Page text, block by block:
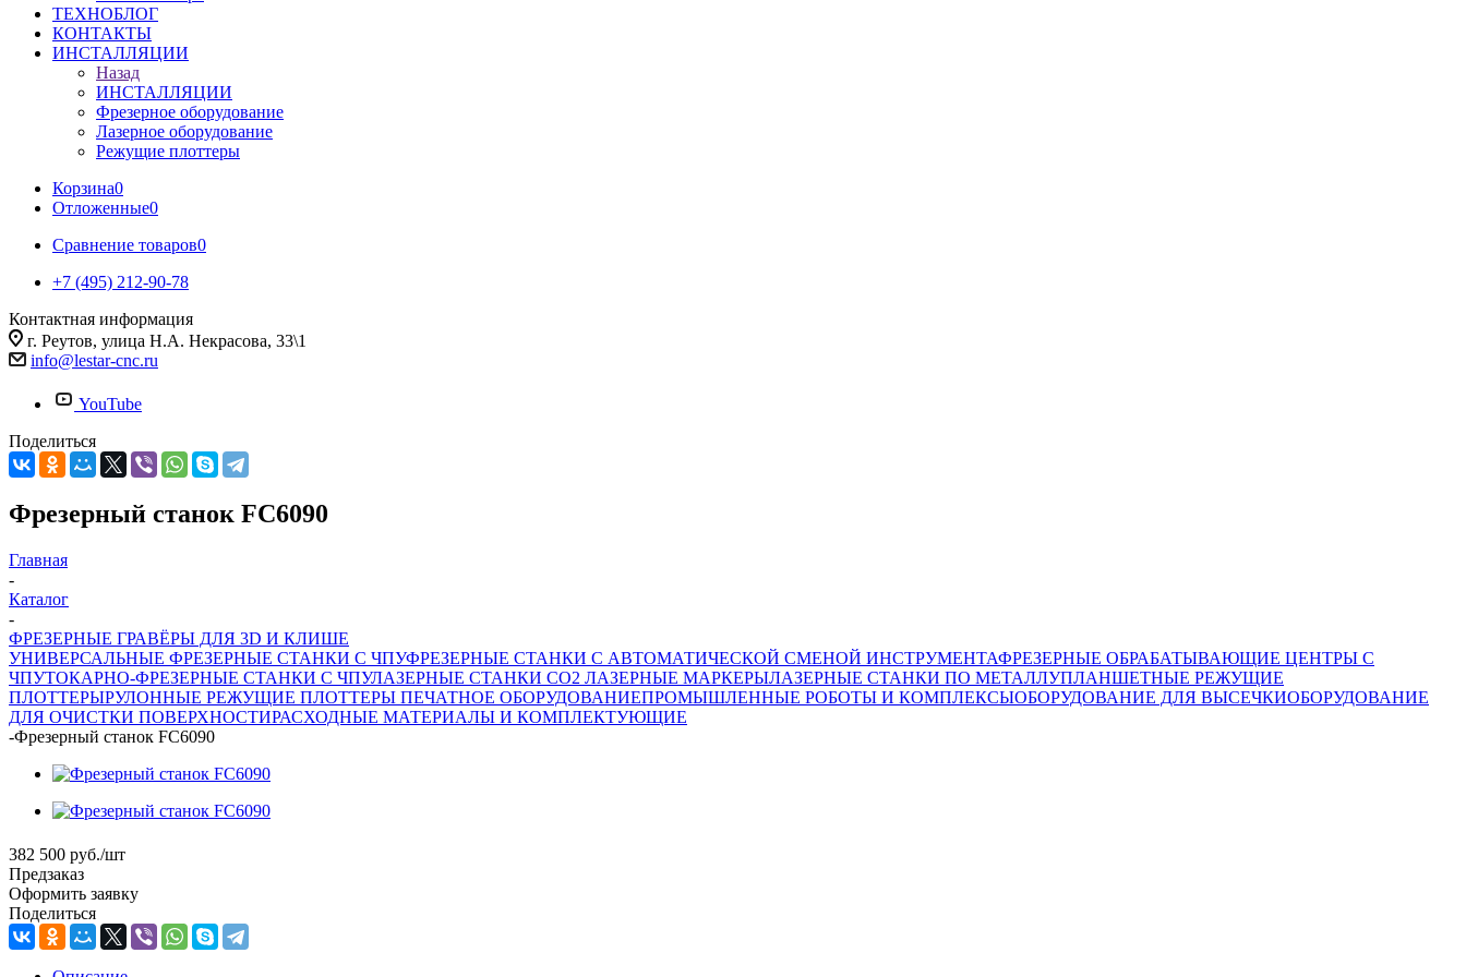
ТЕХНОБЛОГ
КОНТАКТЫ
ИНСТАЛЛЯЦИИ
Назад
ИНСТАЛЛЯЦИИ
Фрезерное оборудование
Лазерное оборудование
Режущие плоттеры
Корзина0
Отложенные0
Сравнение товаров0
+7 (495) 212-90-78
Контактная информация
г. Реутов, улица Н.А. Некрасова, 33\1
info@lestar-cnc.ru
YouTube
Поделиться
Фрезерный станок FC6090
Главная
-
Каталог
-
ФРЕЗЕРНЫЕ ГРАВЁРЫ ДЛЯ 3D И КЛИШЕ
УНИВЕРСАЛЬНЫЕ ФРЕЗЕРНЫЕ СТАНКИ С ЧПУФРЕЗЕРНЫЕ СТАНКИ С АВТОМАТИЧЕСКОЙ СМЕНОЙ ИНСТРУМЕНТАФРЕЗЕРНЫЕ ОБРАБАТЫВАЮЩИЕ ЦЕНТРЫ С
ЧПУТОКАРНО-ФРЕЗЕРНЫЕ СТАНКИ С ЧПУЛАЗЕРНЫЕ СТАНКИ CO2 ЛАЗЕРНЫЕ МАРКЕРЫЛАЗЕРНЫЕ СТАНКИ ПО МЕТАЛЛУПЛАНШЕТНЫЕ РЕЖУЩИЕ
ПЛОТТЕРЫРУЛОННЫЕ РЕЖУЩИЕ ПЛОТТЕРЫ ПЕЧАТНОЕ ОБОРУДОВАНИЕПРОМЫШЛЕННЫЕ РОБОТЫ И КОМПЛЕКСЫОБОРУДОВАНИЕ ДЛЯ ВЫСЕЧКИОБОРУДОВАНИЕ
ДЛЯ ОЧИСТКИ ПОВЕРХНОСТИРАСХОДНЫЕ МАТЕРИАЛЫ И КОМПЛЕКТУЮЩИЕ
-Фрезерный станок FC6090
382 500 руб./шт
Предзаказ
Оформить заявку
Поделиться